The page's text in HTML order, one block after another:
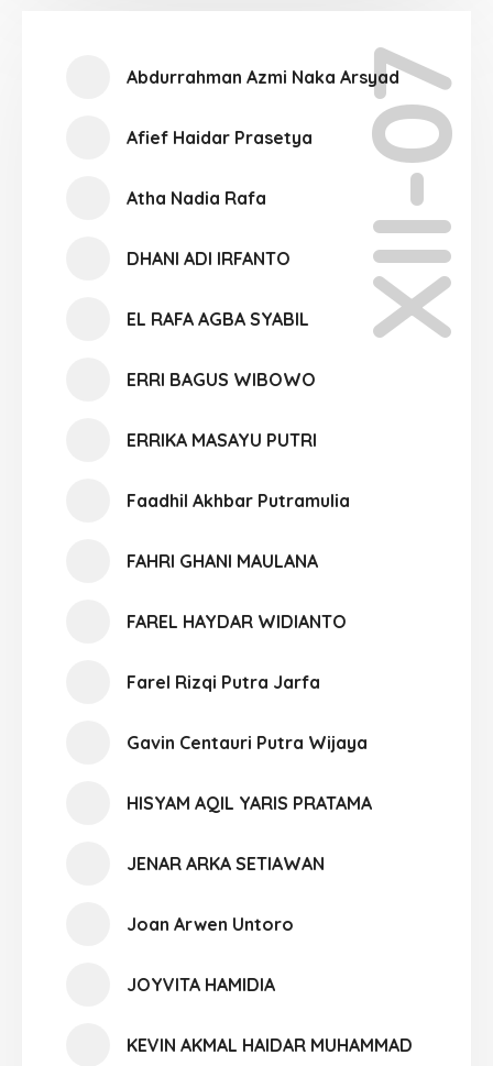
XII-07
Abdurrahman Azmi Naka Arsyad
Afief Haidar Prasetya
Atha Nadia Rafa
DHANI ADI IRFANTO
EL RAFA AGBA SYABIL
ERRI BAGUS WIBOWO
ERRIKA MASAYU PUTRI
Faadhil Akhbar Putramulia
FAHRI GHANI MAULANA
FAREL HAYDAR WIDIANTO
Farel Rizqi Putra Jarfa
Gavin Centauri Putra Wijaya
HISYAM AQIL YARIS PRATAMA
JENAR ARKA SETIAWAN
Joan Arwen Untoro
JOYVITA HAMIDIA
KEVIN AKMAL HAIDAR MUHAMMAD